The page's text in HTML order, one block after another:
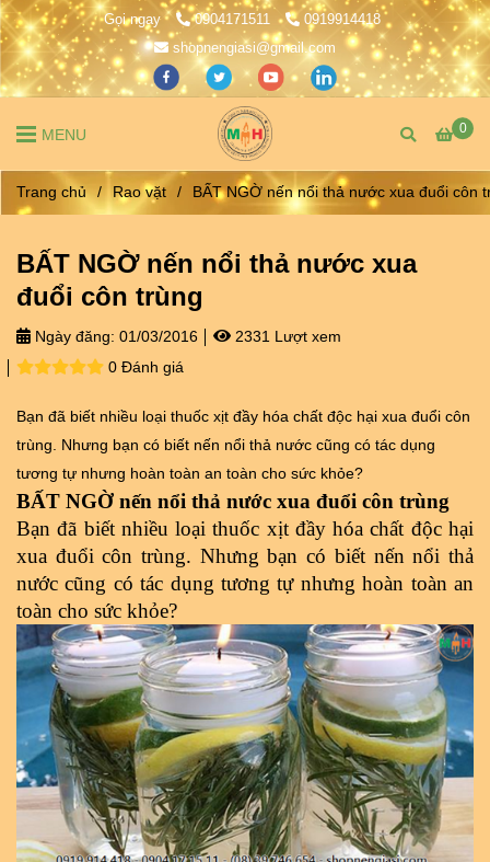
Gọi ngay 0904171511
0919914418
shopnengiasi@gmail.com
0
MENU
Trang chủ / Rao vặt / BẤT NGỜ nến nổi thả nước xua đuổi côn
BẤT NGỜ nến nổi thả nước xua
đuổi côn trùng
Ngày đăng: 01/03/2016
2331 Lượt xem
0 Đánh giá
Bạn đã biết nhiều loại thuốc xịt đầy hóa chất độc hại xua đuổi côn
trùng. Nhưng bạn có biết nến nổi thả nước cũng có tác dụng
tương tự nhưng hoàn toàn an toàn cho sức khỏe?
BẤT NGỜ nến nổi thả nước xua đuổi côn trùng
Bạn đã biết nhiều loại thuốc xịt đầy hóa chất độc hại
xua đuổi côn trùng. Nhưng bạn có biết nến nổi thả
nước cũng có tác dụng tương tự nhưng hoàn toàn an
toàn cho sức khỏe?